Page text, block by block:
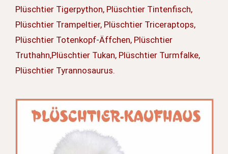
Plüschtier Tigerpython, Plüschtier Tintenfisch,
Plüschtier Trampeltier, Plüschtier Triceraptops,
Plüschtier Totenkopf-Äffchen, Plüschtier
Truthahn,Plüschtier Tukan, Plüschtier Turmfalke,
Plüschtier Tyrannosaurus.